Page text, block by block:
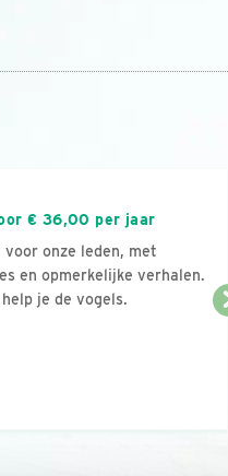
€ 36,00 per jaar
onze leden, met
en opmerkelijke verhalen.
je de vogels.